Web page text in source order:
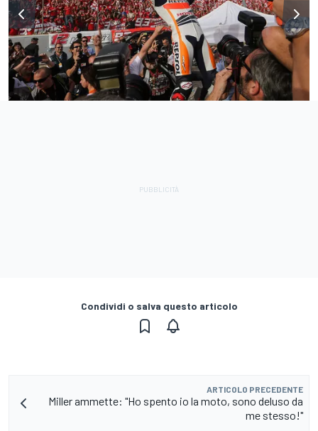
Condividi o salva questo articolo
ARTICOLO PRECEDENTE
Miller ammette: "Ho spento io la moto, sono deluso da
me stesso!"